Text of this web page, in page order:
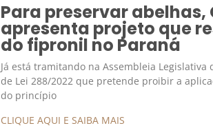
Para preservar abelhas,
apresenta projeto que
do fipronil no Paraná
Já está tramitando na Assembleia Legislativa
de Lei 288/2022 que pretende proibir a
do princípio
CLIQUE AQUI E SAIBA MAIS